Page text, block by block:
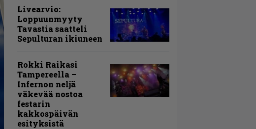
Livearvio:
Loppuunmyyty
Tavastia saatteli
Sepulturan ikiuneen
Rokki Raikasi
Tampereella –
Infernon neljä
väkevää nostoa
festarin
kakkospäivän
esityksistä